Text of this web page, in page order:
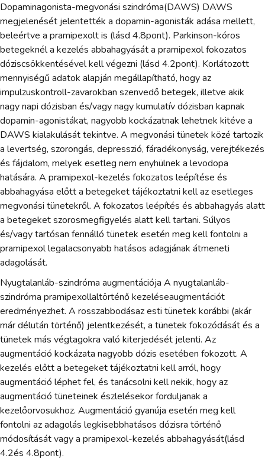
Dopaminagonista-megvonási szindróma(DAWS) DAWS
megjelenését jelentették a dopamin-agonisták adása mellett,
beleértve a pramipexolt is (lásd 4.8pont). Parkinson-kóros
betegeknél a kezelés abbahagyását a pramipexol fokozatos
dóziscsökkentésével kell végezni (lásd 4.2pont). Korlátozott
mennyiségű adatok alapján megállapítható, hogy az
impulzuskontroll-zavarokban szenvedő betegek, illetve akik
nagy napi dózisban és/vagy nagy kumulatív dózisban kapnak
dopamin-agonistákat, nagyobb kockázatnak lehetnek kitéve a
DAWS kialakulását tekintve. A megvonási tünetek közé tartozik
a levertség, szorongás, depresszió, fáradékonyság, verejtékezés
és fájdalom, melyek esetleg nem enyhülnek a levodopa
hatására. A pramipexol-kezelés fokozatos leépítése és
abbahagyása előtt a betegeket tájékoztatni kell az esetleges
megvonási tünetekről. A fokozatos leépítés és abbahagyás alatt
a betegeket szorosmegfigyelés alatt kell tartani. Súlyos
és/vagy tartósan fennálló tünetek esetén meg kell fontolni a
pramipexol legalacsonyabb hatásos adagjának átmeneti
adagolását.
Nyugtalanláb-szindróma augmentációja A nyugtalanláb-
szindróma pramipexollaltörténő kezeléseaugmentációt
eredményezhet. A rosszabbodásaz esti tünetek korábbi (akár
már délután történő) jelentkezését, a tünetek fokozódását és a
tünetek más végtagokra való kiterjedését jelenti. Az
augmentáció kockázata nagyobb dózis esetében fokozott. A
kezelés előtt a betegeket tájékoztatni kell arról, hogy
augmentáció léphet fel, és tanácsolni kell nekik, hogy az
augmentáció tüneteinek észlelésekor forduljanak a
kezelőorvosukhoz. Augmentáció gyanúja esetén meg kell
fontolni az adagolás legkisebbhatásos dózisra történő
módosítását vagy a pramipexol-kezelés abbahagyását(lásd
4.2és 4.8pont).